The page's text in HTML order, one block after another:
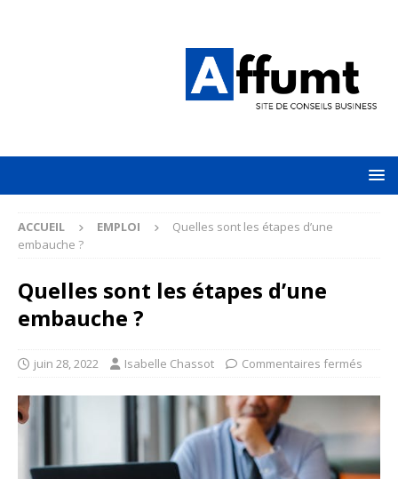
ACCUEIL EMPLOI
Quelles sont les étapes d’une
embauche ?
Quelles sont les étapes d’une
embauche ?
juin 28, 2022 Isabelle Chassot Commentaires fermés